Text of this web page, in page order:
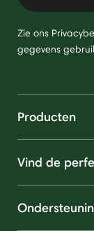
Zie ons
gegevens
Producten
Vind de